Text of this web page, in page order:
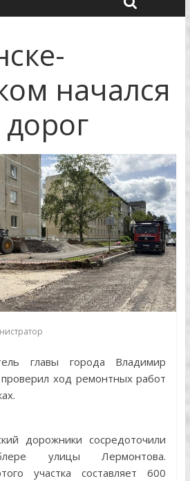
начался
главы города Владимир
ход ремонтных работ
дорожники сосредоточили
улицы Лермонтова.
участка составляет 600